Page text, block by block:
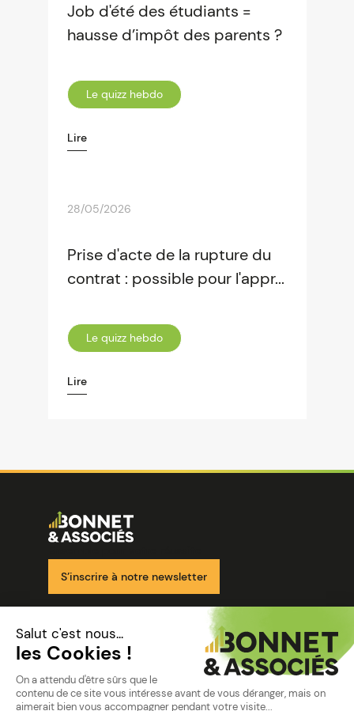
Job d'été des étudiants =
hausse d’impôt des parents ?
Le quizz hebdo
Lire
28/05/2026
Prise d'acte de la rupture du
contrat : possible pour l'appr...
Le quizz hebdo
Lire
Image
S’inscrire à notre newsletter
Nos solutions
Nos cabinets
Mon espace client